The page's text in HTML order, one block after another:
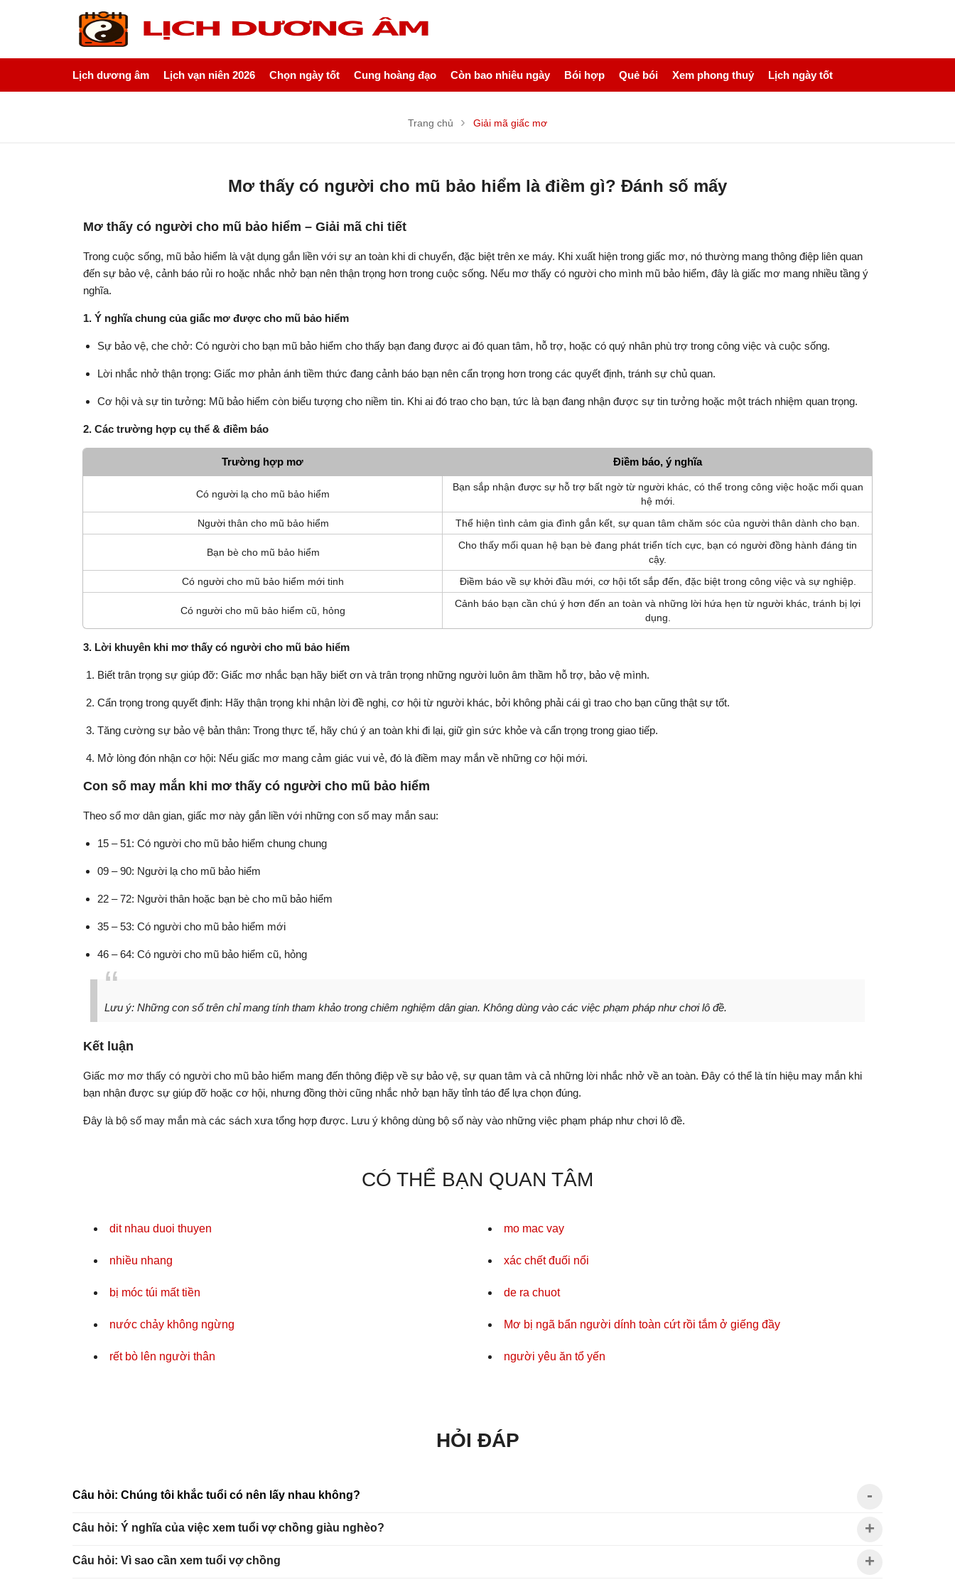
Lịch dương âm Lịch vạn niên 2026 Chọn ngày tốt Cung hoàng đạo Còn bao nhiêu ngày Bói hợp Quẻ bói Xem phong thuỷ Lịch ngày tốt
Trang chủ Giải mã giấc mơ
Mơ thấy có người cho mũ bảo hiểm là điềm gì? Đánh số mấy
Mơ thấy có người cho mũ bảo hiểm – Giải mã chi tiết
Trong cuộc sống, mũ bảo hiểm là vật dụng gắn liền với sự an toàn khi di chuyển, đặc biệt trên xe máy. Khi xuất hiện trong giấc mơ, nó thường mang thông điệp liên quan
đến sự bảo vệ, cảnh báo rủi ro hoặc nhắc nhở bạn nên thận trọng hơn trong cuộc sống. Nếu mơ thấy có người cho mình mũ bảo hiểm, đây là giấc mơ mang nhiều tầng ý
nghĩa.
1. Ý nghĩa chung của giấc mơ được cho mũ bảo hiểm
Sự bảo vệ, che chở: Có người cho bạn mũ bảo hiểm cho thấy bạn đang được ai đó quan tâm, hỗ trợ, hoặc có quý nhân phù trợ trong công việc và cuộc sống.
Lời nhắc nhở thận trọng: Giấc mơ phản ánh tiềm thức đang cảnh báo bạn nên cẩn trọng hơn trong các quyết định, tránh sự chủ quan.
Cơ hội và sự tin tưởng: Mũ bảo hiểm còn biểu tượng cho niềm tin. Khi ai đó trao cho bạn, tức là bạn đang nhận được sự tin tưởng hoặc một trách nhiệm quan trọng.
2. Các trường hợp cụ thể & điềm báo
Trường hợp mơ Điềm báo, ý nghĩa
Có người lạ cho mũ bảo hiểm
Bạn sắp nhận được sự hỗ trợ bất ngờ từ người khác, có thể trong công việc hoặc mối quan
hệ mới.
Người thân cho mũ bảo hiểm
Thể hiện tình cảm gia đình gắn kết, sự quan tâm chăm sóc của người thân dành cho bạn.
Bạn bè cho mũ bảo hiểm
Cho thấy mối quan hệ bạn bè đang phát triển tích cực, bạn có người đồng hành đáng tin
cậy.
Có người cho mũ bảo hiểm mới tinh
Điềm báo về sự khởi đầu mới, cơ hội tốt sắp đến, đặc biệt trong công việc và sự nghiệp.
Có người cho mũ bảo hiểm cũ, hỏng
Cảnh báo bạn cần chú ý hơn đến an toàn và những lời hứa hẹn từ người khác, tránh bị lợi
dụng.
3. Lời khuyên khi mơ thấy có người cho mũ bảo hiểm
Biết trân trọng sự giúp đỡ: Giấc mơ nhắc bạn hãy biết ơn và trân trọng những người luôn âm thầm hỗ trợ, bảo vệ mình.
Cẩn trọng trong quyết định: Hãy thận trọng khi nhận lời đề nghị, cơ hội từ người khác, bởi không phải cái gì trao cho bạn cũng thật sự tốt.
Tăng cường sự bảo vệ bản thân: Trong thực tế, hãy chú ý an toàn khi đi lại, giữ gìn sức khỏe và cẩn trọng trong giao tiếp.
Mở lòng đón nhận cơ hội: Nếu giấc mơ mang cảm giác vui vẻ, đó là điềm may mắn về những cơ hội mới.
Con số may mắn khi mơ thấy có người cho mũ bảo hiểm
Theo sổ mơ dân gian, giấc mơ này gắn liền với những con số may mắn sau:
15 – 51: Có người cho mũ bảo hiểm chung chung
09 – 90: Người lạ cho mũ bảo hiểm
22 – 72: Người thân hoặc bạn bè cho mũ bảo hiểm
35 – 53: Có người cho mũ bảo hiểm mới
46 – 64: Có người cho mũ bảo hiểm cũ, hỏng
Lưu ý: Những con số trên chỉ mang tính tham khảo trong chiêm nghiệm dân gian. Không dùng vào các việc phạm pháp như chơi lô đề.
Kết luận
Giấc mơ mơ thấy có người cho mũ bảo hiểm mang đến thông điệp về sự bảo vệ, sự quan tâm và cả những lời nhắc nhở về an toàn. Đây có thể là tín hiệu may mắn khi
bạn nhận được sự giúp đỡ hoặc cơ hội, nhưng đồng thời cũng nhắc nhở bạn hãy tỉnh táo để lựa chọn đúng.
Đây là bộ số may mắn mà các sách xưa tổng hợp được. Lưu ý không dùng bộ số này vào những việc phạm pháp như chơi lô đề.
CÓ THỂ BẠN QUAN TÂM
dit nhau duoi thuyen
nhiều nhang
bị móc túi mất tiền
nước chảy không ngừng
rết bò lên người thân
mo mac vay
xác chết đuối nổi
de ra chuot
Mơ bị ngã bẩn người dính toàn cứt rồi tắm ở giếng đầy
người yêu ăn tổ yến
HỎI ĐÁP
Câu hỏi: Chúng tôi khắc tuổi có nên lấy nhau không?
Câu hỏi: Ý nghĩa của việc xem tuổi vợ chồng giàu nghèo?
Câu hỏi: Vì sao cần xem tuổi vợ chồng